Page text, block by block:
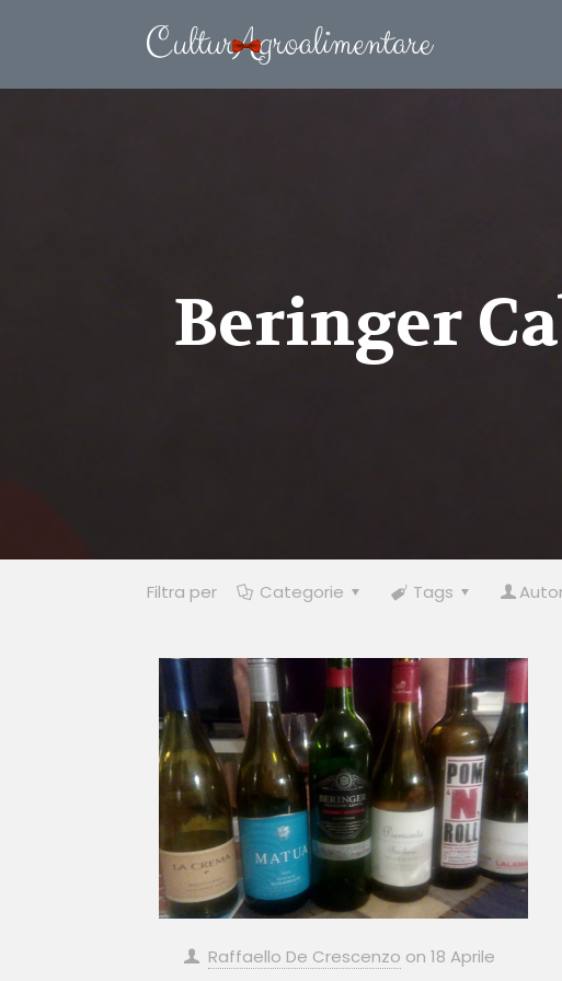
Beringer
Filtra per Categorie Tags
Raffaello De Crescenzo on 18 Aprile